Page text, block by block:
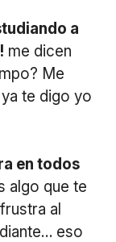
a
me dicen
Me
te digo yo
en todos
algo que te
al
eso